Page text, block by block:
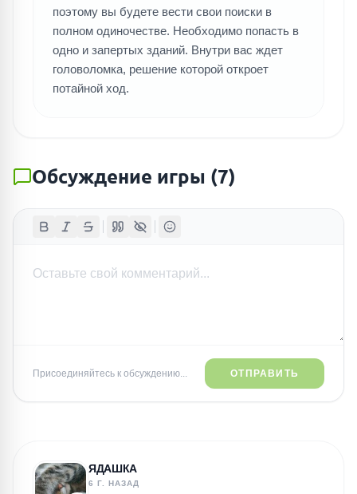
поэтому вы будете вести свои поиски в
полном одиночестве. Необходимо попасть в
одно и запертых зданий. Внутри вас ждет
головоломка, решение которой откроет
потайной ход.
Обсуждение игры (7)
Присоединяйтесь к обсуждению... ОТПРАВИТЬ
ЯДАШКА
6 Г. НАЗАД